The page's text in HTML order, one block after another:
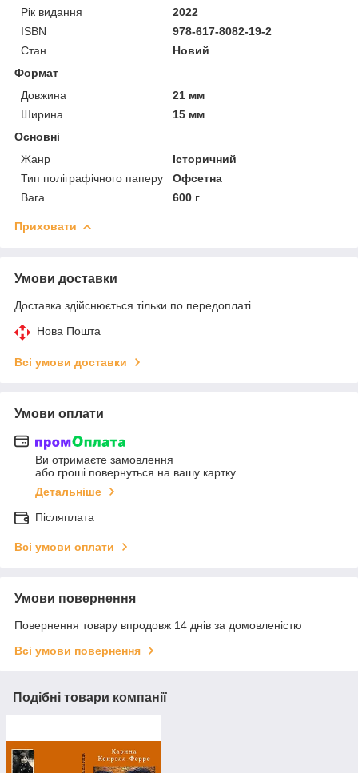
Рік видання
2022
ISBN
978-617-8082-19-2
Стан
Новий
Формат
Довжина
21 мм
Ширина
15 мм
Основні
Жанр
Історичний
Тип поліграфічного паперу
Офсетна
Вага
600 г
Приховати
Умови доставки
Доставка здійснюється тільки по передоплаті.
Нова Пошта
Всі умови доставки
Умови оплати
Ви отримаєте замовлення
або гроші повернуться на вашу картку
Детальніше
Післяплата
Всі умови оплати
Умови повернення
Повернення товару впродовж 14 днів за домовленістю
Всі умови повернення
Подібні товари компанії